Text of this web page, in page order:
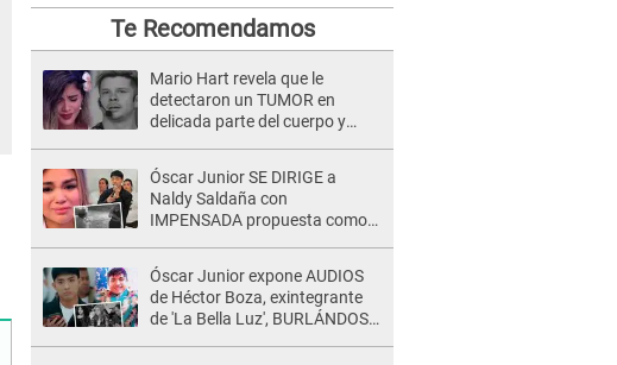
Te Recomendamos
Mario Hart revela que le
detectaron un TUMOR en
delicada parte del cuerpo y
muy fuertes..."
Óscar Junior SE DIRIGE a
Naldy Saldaña con
IMPENSADA propuesta como
denuncia: "Otro tipo de ley..."
Óscar Junior expone AUDIOS
de Héctor Boza, exintegrante
de 'La Bella Luz', BURLÁNDOSE